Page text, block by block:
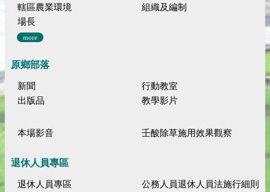
轄區農業環境
組織及編制
場長
more
原鄉部落
新聞
行動教室
出版品
教學影片
本場影音 壬酸除草施用效果觀察
退休人員專區
退休人員專區
公務人員退休人員法施行細則